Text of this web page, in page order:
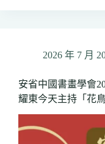
議
胡
景
宣
競
2026 年 7 月
安省中國書畫學會
耀東今天主持「花